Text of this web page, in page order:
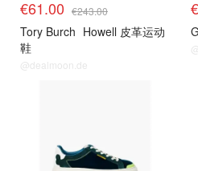
€61.00 €243.00
Tory Burch Howell 皮革运动
鞋
@dealmoon.de